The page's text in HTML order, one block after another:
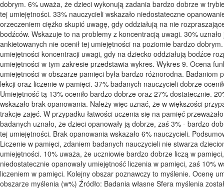
dobrym. 6% uważa, że dzieci wykonują zadania bardzo dobrze w
tej umiejętności. 33% nauczycieli wskazało niedostateczne
orzeczeniem ciężko skupić uwagę, gdy oddziałują na nie
bodźców. Wskazuje to na problemy z koncentracją uwagi. 30%
ankietowanych nie ocenił tej umiejętności na poziomie bardzo
umiejętności koncentracji uwagi, gdy na dziecko oddziałują bodźce
umiejętności w tym zakresie przedstawia wykres. Wykres 9. Ocena
umiejętności w obszarze pamięci była bardzo różnorodna.
lekcji oraz liczenie w pamięci. 37% badanych nauczycieli dobrze
Umiejętność tą 13% oceniło bardzo dobrze oraz 27% dostatecznie.
wskazało brak opanowania. Należy więc uznać, że w większości
trakcje zajęć. W przypadku łatwości uczenia się na pamięć
badanych uznało, że dzieci opanowały ją dobrze, zaś 3% - bardzo
tej umiejętności. Brak opanowania wskazało 6% nauczycieli.
Liczenie w pamięci, zdaniem badanych nauczycieli nie stwarza
umiejętności. 10% uważa, że uczniowie bardzo dobrze liczą w
niedostatecznie opanowały umiejętność liczenia w pamięci, zaś 10%
liczeniem w pamięci. Kolejny obszar poznawczy to myślenie. Ocenę
obszarze myślenia (w%) Źródło: Badania własne Sfera myślenia